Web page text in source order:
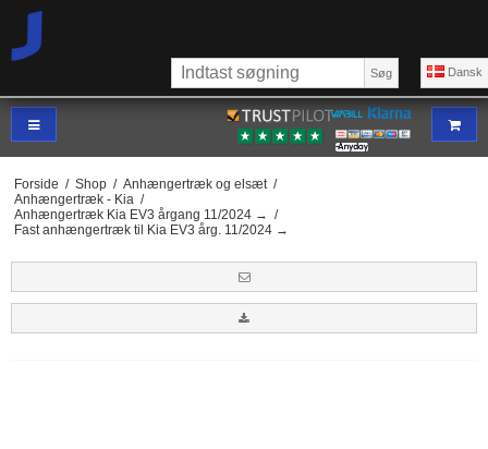
Dansk
Søg
Forside / Shop / Anhængertræk og elsæt /
Anhængertræk - Kia /
Anhængertræk Kia EV3 årgang 11/2024 → /
Fast anhængertræk til Kia EV3 årg. 11/2024 →